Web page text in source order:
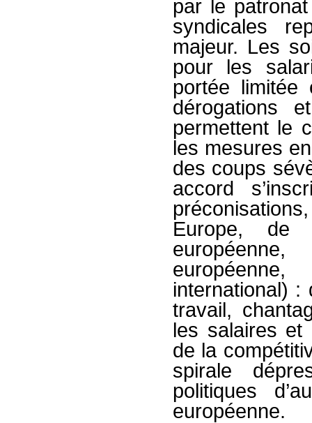
par le
syndicales
majeur. Les
pour les
portée limitée
dérogations
permettent le
les mesures
des coups
accord
Europe, de
international) :
travail,
les salaires et
de la
spirale
politiques
européenne.